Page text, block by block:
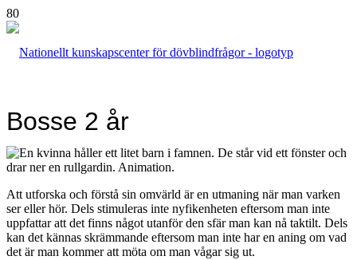
Bosse 2 år
Att utforska och förstå sin omvärld är en utmaning när man varken
ser eller hör. Dels stimuleras inte nyfikenheten eftersom man inte
uppfattar att det finns något utanför den sfär man kan nå taktilt. Dels
kan det kännas skrämmande eftersom man inte har en aning om vad
det är man kommer att möta om man vågar sig ut.